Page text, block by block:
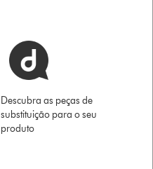
Descubra as peças de
substituição para o seu
produto